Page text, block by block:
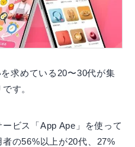
求めている20〜30代が集
す。
ビス「App Ape」を使って
の56%以上が20代、27%